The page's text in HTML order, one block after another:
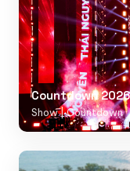
Countdown
Show | Countdown ·